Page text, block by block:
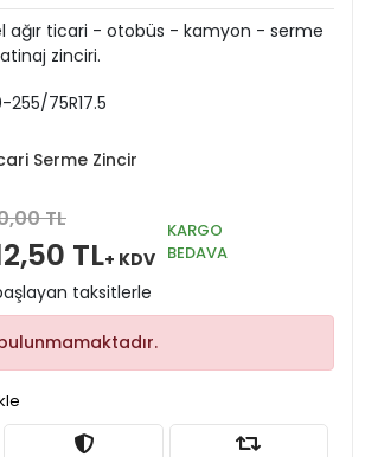
ağır ticari - otobüs - kamyon - serme
zinciri.
255/75R17.5
Serme Zincir
TL
TL+ KDV
KARGO
BEDAVA
taksitlerle